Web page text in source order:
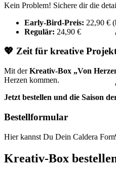
Kein Problem! Sichere dir die
Early-Bird-Preis: 22,90 €
Regulär: 24,90 €
💖 Zeit für kreative
Mit derKreativ-Box „Von
Herzen kommen.
Jetzt bestellen und die Saison
Bestellformular
Hier kannst Du Dein Caldera
Kreativ-Box